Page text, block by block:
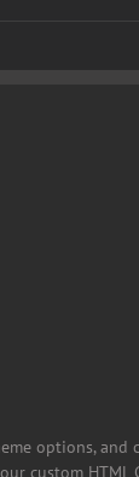
options, and
custom HTML